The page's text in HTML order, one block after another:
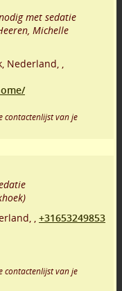
met sedatie
Michelle
Nederland,
contactenlijst van je
+31653249853
contactenlijst van je